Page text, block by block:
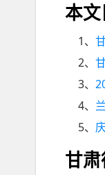
本文
1、
2、
3、
4、
5、
甘